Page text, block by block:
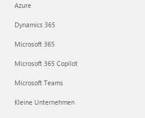
Azure
Dynamics 365
Microsoft 365
Microsoft 365 Copilot
Microsoft Teams
Kleine Unternehmen